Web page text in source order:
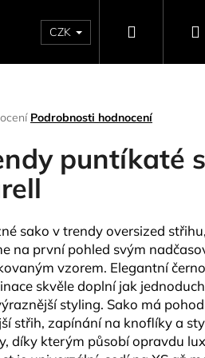
NAPIŠTE NÁM
CZK Hledat
Podrobnosti hodnocení
puntíkaté
sako v trendy oversized
na první pohled svým
vzorem. Elegantní
skvěle doplní jak
styling. Sako má
střih, zapínání na knoflíky a
díky kterým působí opravdu